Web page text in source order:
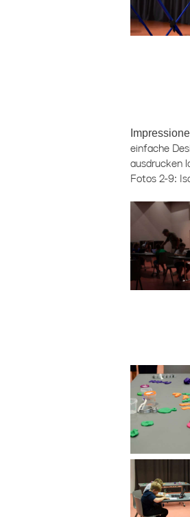
einfache
ausdrucken
Fotos 2-9: